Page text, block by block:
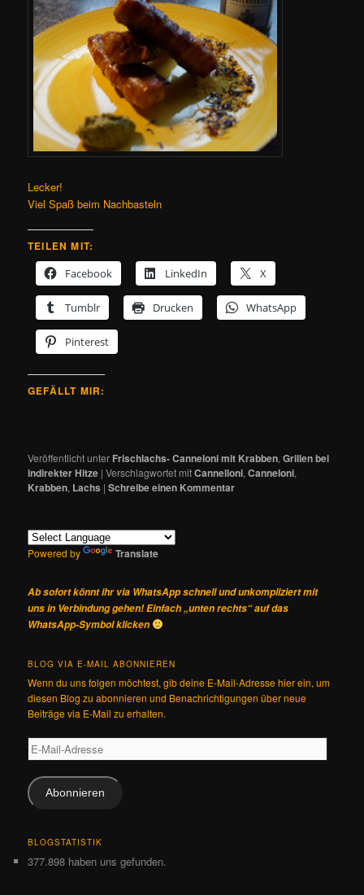
Lecker!
Viel Spaß beim Nachbasteln
TEILEN MIT:
Facebook
LinkedIn X
Tumblr Drucken WhatsApp
Pinterest
GEFÄLLT MIR:
Veröffentlicht unter Frischlachs- Canneloni mit Krabben,Grillen bei
indirekter Hitze |Verschlagwortet mitCannelloni,Canneloni,
Krabben, Lachs |Schreibe einen Kommentar
Powered by Translate
Ab sofort könnt ihr via WhatsApp schnell und unkompliziert mit
uns in Verbindung gehen! Einfach „unten rechts“ auf das
WhatsApp-Symbol klicken
BLOG VIA E-MAIL ABONNIEREN
Wenn du uns folgen möchtest, gib deine E-Mail-Adresse hier ein, um
diesen Blog zu abonnieren und Benachrichtigungen über neue
Beiträge via E-Mail zu erhalten.
E-
Mail-
Adresse
Abonnieren
BLOGSTATISTIK
377.898 haben uns gefunden.